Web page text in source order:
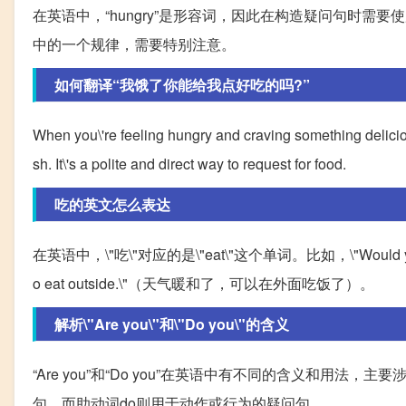
在英语中，“hungry”是形容词，因此在构造疑问句时需要
中的一个规律，需要特别注意。
如何翻译“我饿了你能给我点好吃的吗?”
When you\'re feeling hungry and craving something
sh. It\'s a polite and direct way to request for food.
吃的英文怎么表达
在英语中，\"吃\"对应的是\"eat\"这个单词。比如，
o eat outside.\"（天气暖和了，可以在外面吃饭了）。
解析\"Are you\"和\"Do you\"的含义
“Are you”和“Do you”在英语中有不同的含义和用法，主